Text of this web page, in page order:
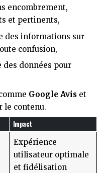
encombrement,
et pertinents,
des informations sur
confusion,
données pour
Google Avis et
le contenu.
Impact
Expérience
utilisateur optimale
et fidélisation